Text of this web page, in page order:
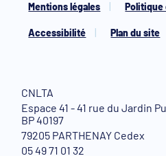
Mentions légales
Accessibilité Plan du site
CNLTA
Espace 41 - 41 rue du Jardin
BP 40197
79205 PARTHENAY Cedex
05 49 71 01 32